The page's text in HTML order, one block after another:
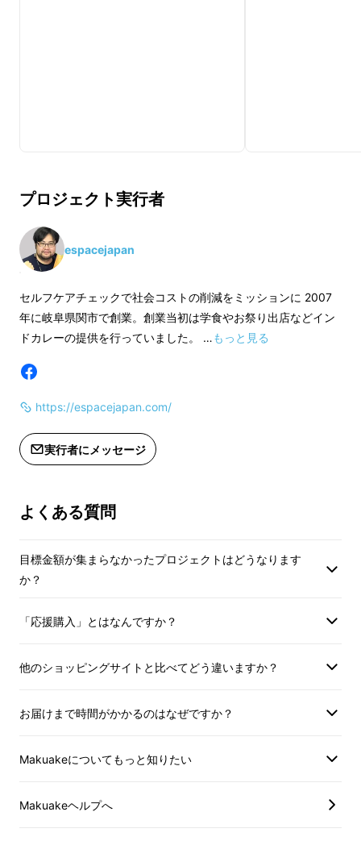
White padシリーズと
出張、荷物を運ぶなど肩こりや腰がこっている
肉の萎縮の予防及びマッサージ効果
プロジェクト実行者
espacejapan
セルフケアチェックで社会コストの削減をミッションに 2007
年に岐阜県関市で創業。創業当初は学食やお祭り出店などイン
ドカレーの提供を行っていました。 …もっと見る
https://espacejapan.com/
実行者にメッセージ
よくある質問
目標金額が集まらなかったプロジェクトはどうなります
か？
「応援購入」とはなんですか？
他のショッピングサイトと比べてどう違いますか？
お届けまで時間がかかるのはなぜですか？
Makuakeについてもっと知りたい
Makuakeヘルプへ